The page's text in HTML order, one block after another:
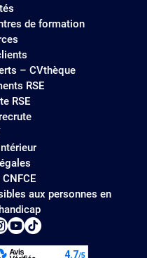
de formation
– CVthèque
RSE
RSE
aux personnes en